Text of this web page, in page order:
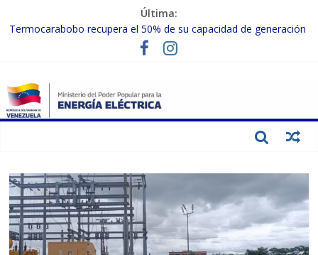
Última:
Termocarabobo recupera el 50% de su capacidad de generación
MPPEE avanza en la recuperación de infraestructuras eléctricas
Gobierno Nacional coordina acciones con el sector privado para
fortalecer el SEN ante el «Súper Niño»
Inspeccionan trabajos de rehabilitación en instalaciones del SEN